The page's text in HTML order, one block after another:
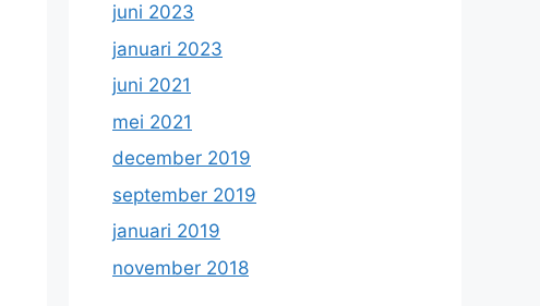
juni 2023
januari 2023
juni 2021
mei 2021
december 2019
september 2019
januari 2019
november 2018